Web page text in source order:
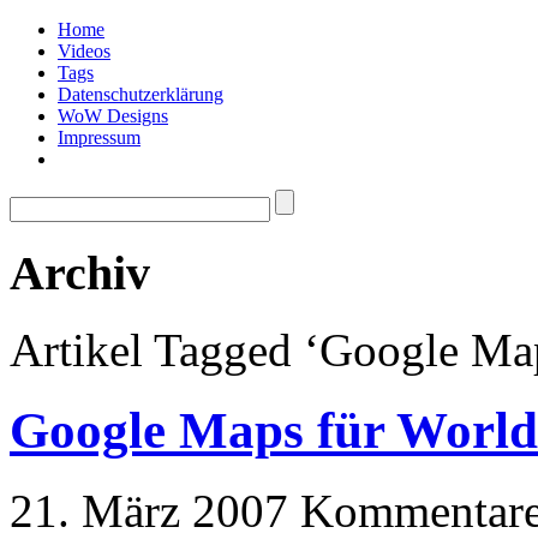
Home
Videos
Tags
Datenschutzerklärung
WoW Designs
Impressum
Archiv
Artikel Tagged ‘Google
Google Maps für
21. März 2007